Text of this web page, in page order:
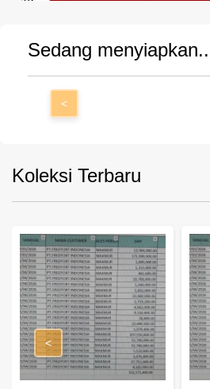
Sedang
<
Koleksi Terbaru
<